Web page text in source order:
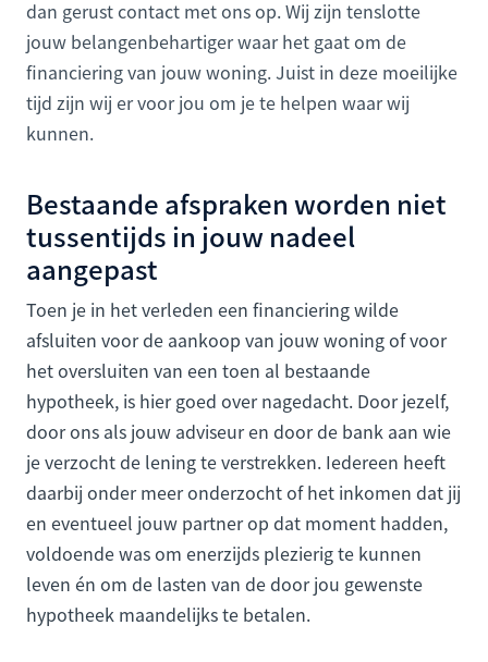
dan gerust contact met ons op. Wij zijn tenslotte
jouw belangenbehartiger waar het gaat om de
financiering van jouw woning. Juist in deze moeilijke
tijd zijn wij er voor jou om je te helpen waar wij
kunnen.
Bestaande afspraken worden niet
tussentijds in jouw nadeel
aangepast
Toen je in het verleden een financiering wilde
afsluiten voor de aankoop van jouw woning of voor
het oversluiten van een toen al bestaande
hypotheek, is hier goed over nagedacht. Door jezelf,
door ons als jouw adviseur en door de bank aan wie
je verzocht de lening te verstrekken. Iedereen heeft
daarbij onder meer onderzocht of het inkomen dat jij
en eventueel jouw partner op dat moment hadden,
voldoende was om enerzijds plezierig te kunnen
leven én om de lasten van de door jou gewenste
hypotheek maandelijks te betalen.